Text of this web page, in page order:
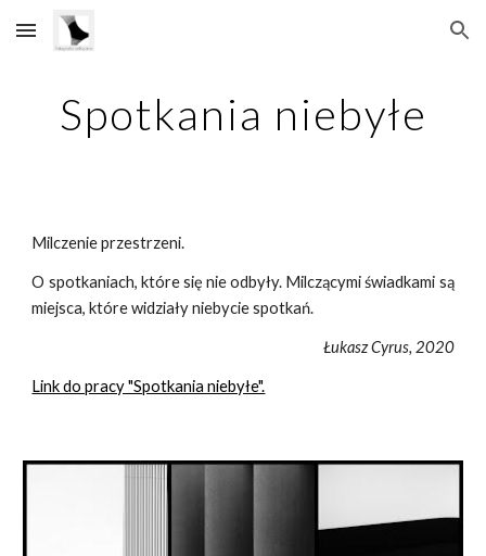
Skip to main content Skip to navigation
Spotkania niebyłe
Milczenie przestrzeni.
O spotkaniach, które się nie odbyły. Milczącymi świadkami są
miejsca, które widziały niebycie spotkań.
Łukasz Cyrus, 2020
Link do pracy "Spotkania niebyłe".